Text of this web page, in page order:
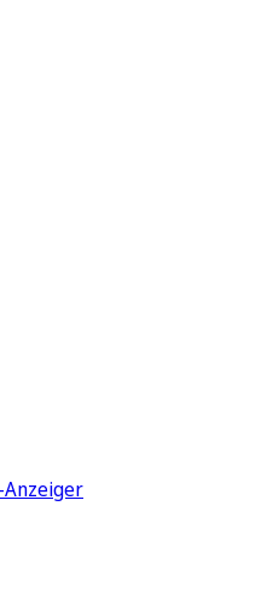
Anzeiger